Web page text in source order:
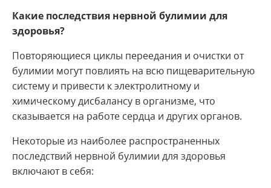
Какие последствия нервной булимии для
здоровья?
Повторяющиеся циклы переедания и очистки от
булимии могут повлиять на всю пищеварительную
систему и привести к электролитному и
химическому дисбалансу в организме, что
сказывается на работе сердца и других органов.
Некоторые из наиболее распространенных
последствий нервной булимии для здоровья
включают в себя: